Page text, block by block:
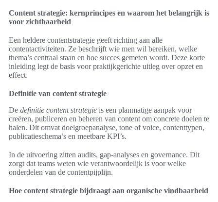
Content strategie: kernprincipes en waarom het belangrijk is
voor zichtbaarheid
Een heldere contentstrategie geeft richting aan alle
contentactiviteiten. Ze beschrijft wie men wil bereiken, welke
thema’s centraal staan en hoe succes gemeten wordt. Deze korte
inleiding legt de basis voor praktijkgerichte uitleg over opzet en
effect.
Definitie van content strategie
De definitie content strategie is een planmatige aanpak voor
creëren, publiceren en beheren van content om concrete doelen te
halen. Dit omvat doelgroepanalyse, tone of voice, contenttypen,
publicatieschema’s en meetbare KPI’s.
In de uitvoering zitten audits, gap-analyses en governance. Dit
zorgt dat teams weten wie verantwoordelijk is voor welke
onderdelen van de contentpijplijn.
Hoe content strategie bijdraagt aan organische vindbaarheid